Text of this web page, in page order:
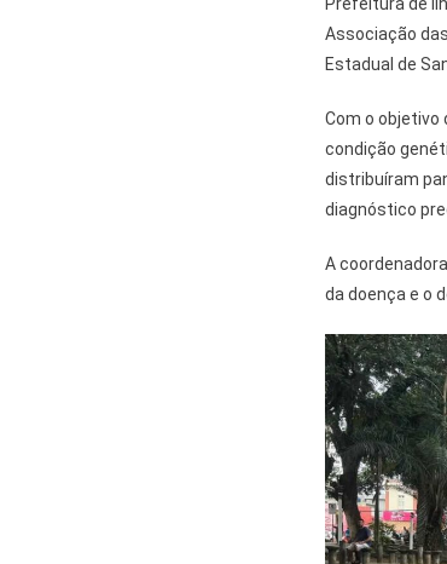
Prefeitura de
Associação
Estadual de
Com o
condição
distribuíram
diagnóstico
A
da doença e o